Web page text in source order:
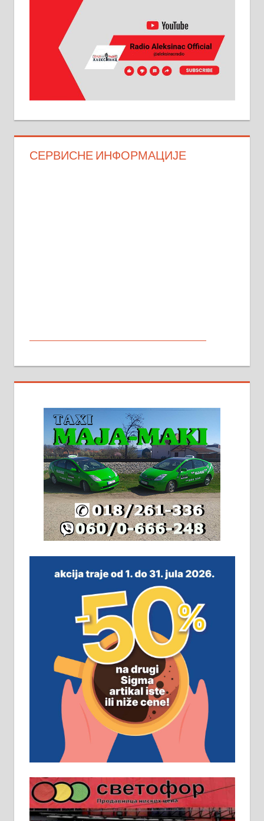
СЕРВИСНЕ ИНФОРМАЦИЈЕ
На продају кућа у Алексинцу,
стамбене целине једна уз другу.
2х150м2, две гараже, централно
грејање на гас и дрва. Две
адресе. 063/71-74-023
Издајем комплетно опремљену
халу на Житковачком путу, на
плацу површине око 7 ари.
064/321-80-51; 063/102-35-25
незавршена кућа површине 160
м2 са плацем од 8 ари у Зеленом
виру у Алексинцу. Могућа
замена. 064/21-63-584
ПОСЛОВНИ ОГЛАСИ
Рудник и флотација Рудник
д.о.о. Рудник запошљава 20
помоћника рудара. Услови:
Основна школа, пожељно радно
искуство на истим и сличним
пословима, али не и неопходан
услов. Обезбеђен смештај,
превоз, исхрана. 032/57-41-122 –
локал 22
Пружам услуге завршних радова
у грађевини, хидроизолације и
молерских радова. 061/25-28-058